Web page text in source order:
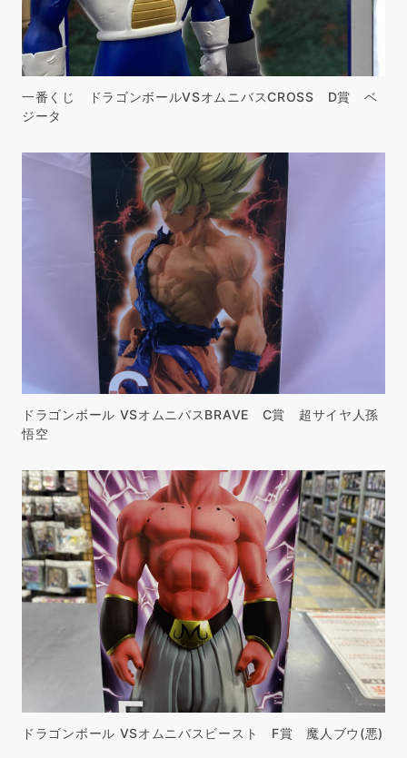
一番くじ ドラゴンボールVSオムニバスCROSS D賞 ベ
ジータ
ドラゴンボール VSオムニバスBRAVE C賞 超サイヤ人孫
悟空
ドラゴンボール VSオムニバスビースト F賞 魔人ブウ(悪)